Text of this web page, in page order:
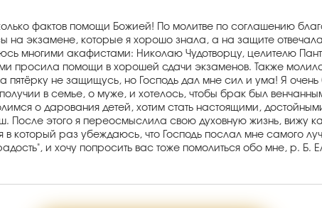
фактов помощи Божией! По молитве по соглашению
на экзамене, которые я хорошо знала, а на защите
многими акафистами: Николаю Чудотворцу, целителю
просила помощи в хорошей сдачи экзаменов. Также
пятёрку не защищусь, но Господь дал мне сил и ума! Я
в семье, о муже, и хотелось, чтобы брак был
о дарования детей, хотим стать настоящими,
После этого я переосмыслила свою духовную жизнь, вижу
который раз убеждаюсь, что Господь послал мне самого
и хочу попросить вас тоже помолиться обо мне, р. Б.